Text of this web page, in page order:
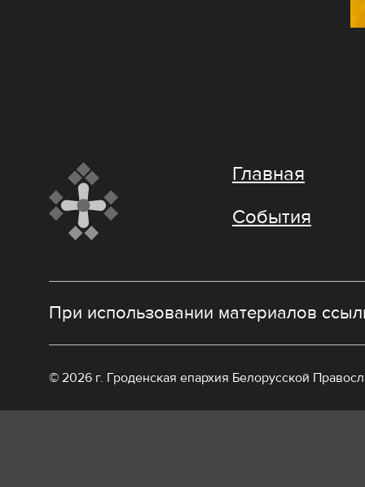
Главная
События
При использовании материалов
© 2026 г. Гроденская епархия Белорусской